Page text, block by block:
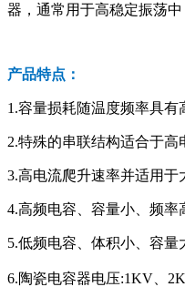
器，通常用于高稳定振荡中
产品特点：
1.容量损耗随温度频率具有
2.特殊的串联结构适合于高
3.高电流爬升速率并适用于
4.高频电容、容量小、频率
5.低频电容、体积小、容量
6.陶瓷电容器电压:1KV、